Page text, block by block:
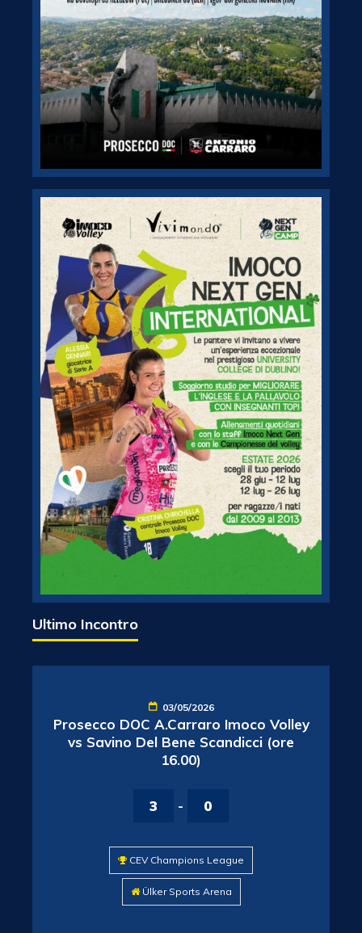
Ultimo Incontro
03/05/2026
Prosecco DOC A.Carraro Imoco Volley
vs Savino Del Bene Scandicci (ore
16.00)
3 - 0
CEV Champions League
Ülker Sports Arena